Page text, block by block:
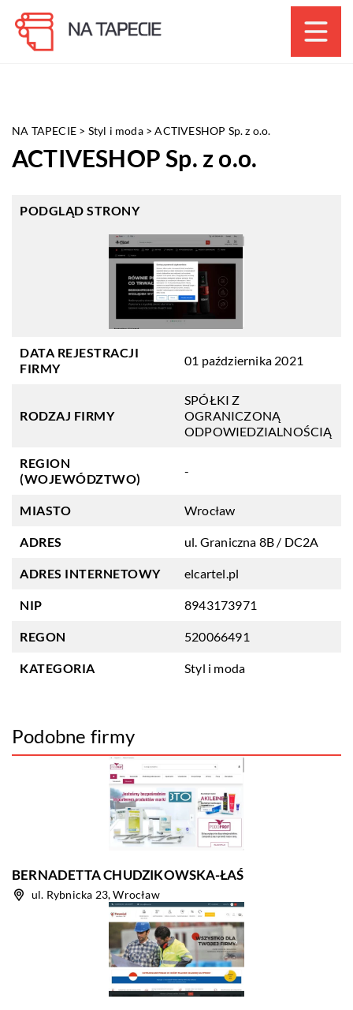
NA TAPECIE > Styl i moda>ACTIVESHOP Sp. z o.o.
ACTIVESHOP Sp. z o.o.
PODGLĄD STRONY
DATA REJESTRACJI
FIRMY
01 października 2021
RODZAJ FIRMY
SPÓŁKI Z
OGRANICZONĄ
ODPOWIEDZIALNOŚCIĄ
REGION
(WOJEWÓDZTWO)
-
MIASTO Wrocław
ADRES ul. Graniczna 8B / DC2A
ADRES INTERNETOWY elcartel.pl
NIP 8943173971
REGON 520066491
KATEGORIA Styl i moda
Podobne firmy
BERNADETTA CHUDZIKOWSKA-ŁAŚ
ul. Rybnicka 23, Wrocław